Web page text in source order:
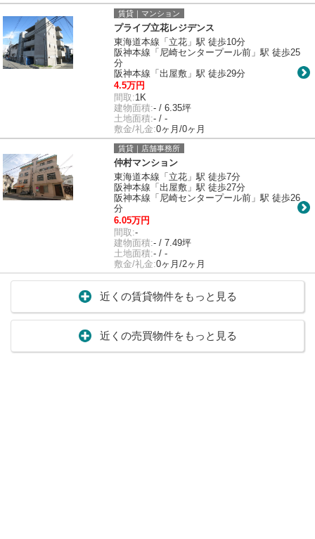
賃貸｜マンション
プライブ立花レジデンス
東海道本線「立花」駅 徒歩10分
阪神本線「尼崎センタープール前」駅 徒歩25
分
阪神本線「出屋敷」駅 徒歩29分
4.5万円
間取:1K
建物面積:- / 6.35坪
土地面積:- / -
敷金/礼金:0ヶ月/0ヶ月
賃貸｜店舗事務所
仲村マンション
東海道本線「立花」駅 徒歩7分
阪神本線「出屋敷」駅 徒歩27分
阪神本線「尼崎センタープール前」駅 徒歩26
分
6.05万円
間取:-
建物面積:- / 7.49坪
土地面積:- / -
敷金/礼金:0ヶ月/2ヶ月
近くの賃貸物件をもっと見る
近くの売買物件をもっと見る